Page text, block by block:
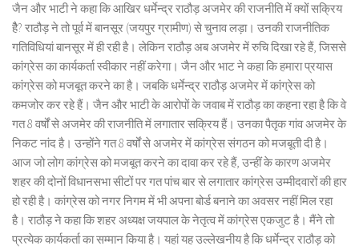
जैन और भाटी ने कहा कि आखिर धर्मेन्द्र राठौड़ अजमेर की राजनीति में क्यों सक्रिय
हैै? राठौड़ ने तो पूर्व में बानसूर (जयपुर ग्रामीण) से चुनाव लड़ा। उनकी राजनीतिक
गतिविधियां बानसूर में ही रही है। लेकिन राठौड़ अब अजमेर में रुचि दिखा रहे हैं, जिससे
कांग्रेस का कार्यकर्ता स्वीकार नहीं करेगा। जैन और भाट ने कहा कि हमारा प्रयास
कांग्रेस को मजबूत करने का है। जबकि धर्मेन्द्र राठौड़ अजमेर में कांग्रेस को
कमजोर कर रहे हैं। जैन और भाटी के आरोपों के जवाब में राठौड़ का कहना रहा है कि वे
गत 8 वर्षों से अजमेर की राजनीति में लगातार सक्रिय हैं। उनका पैतृक गांव अजमेर के
निकट नांद है। उन्होंने गत 8 वर्षों से अजमेर में कांग्रेस संगठन को मजबूती दी है।
आज जो लोग कांग्रेस को मजबूत करने का दावा कर रहे हैं, उन्हीं के कारण अजमेर
शहर की दोनों विधानसभा सीटों पर गत पांच बार से लगातार कांग्रेस उम्मीदवारों की हार
हो रही है। कांग्रेस को नगर निगम में भी अपना बोर्ड बनाने का अवसर नहीं मिल रहा
है। राठौड़ ने कहा कि शहर अध्यक्ष जयपाल के नेतृत्व में कांग्रेस एकजुट है। मैंने तो
प्रत्येक कार्यकर्ता का सम्मान किया है। यहां यह उल्लेखनीय है कि धर्मेन्द्र राठौड़ को